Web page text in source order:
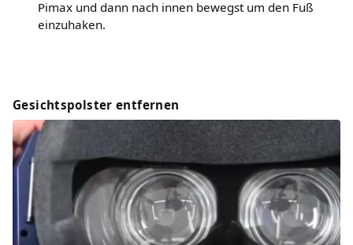
Pimax und dann nach innen bewegst um den Fuß
einzuhaken.
Gesichtspolster entfernen